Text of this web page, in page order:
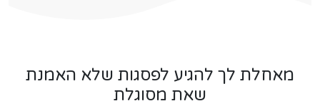
מאחלת לך להגיע לפסגות שלא האמנת
שאת מסוגלת